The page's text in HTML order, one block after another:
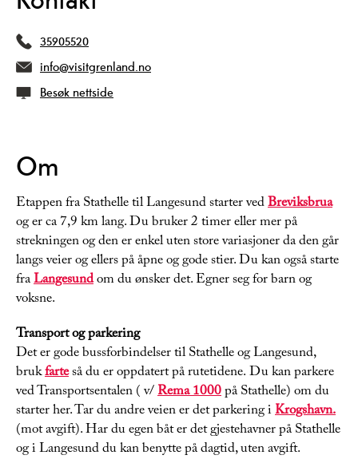
35905520
info@visitgrenland.no
Besøk nettside
Om
Etappen fra Stathelle til Langesund starter vedBreviksbrua
og er ca 7,9 km lang. Du bruker 2 timer eller mer på
strekningen og den er enkel uten store variasjoner da den går
langs veier og ellers på åpne og gode stier. Du kan også starte
fraLangesundom du ønsker det. Egner seg for barn og
voksne.
Transport og parkering
Det er gode bussforbindelser til Stathelle og Langesund,
brukfarteså du er oppdatert på rutetidene. Du kan parkere
ved Transportsentalen ( v/Rema 1000på Stathelle) om du
starter her. Tar du andre veien er det parkering iKrogshavn.
(mot avgift). Har du egen båt er det gjestehavner på Stathelle
og i Langesund du kan benytte på dagtid, uten avgift.